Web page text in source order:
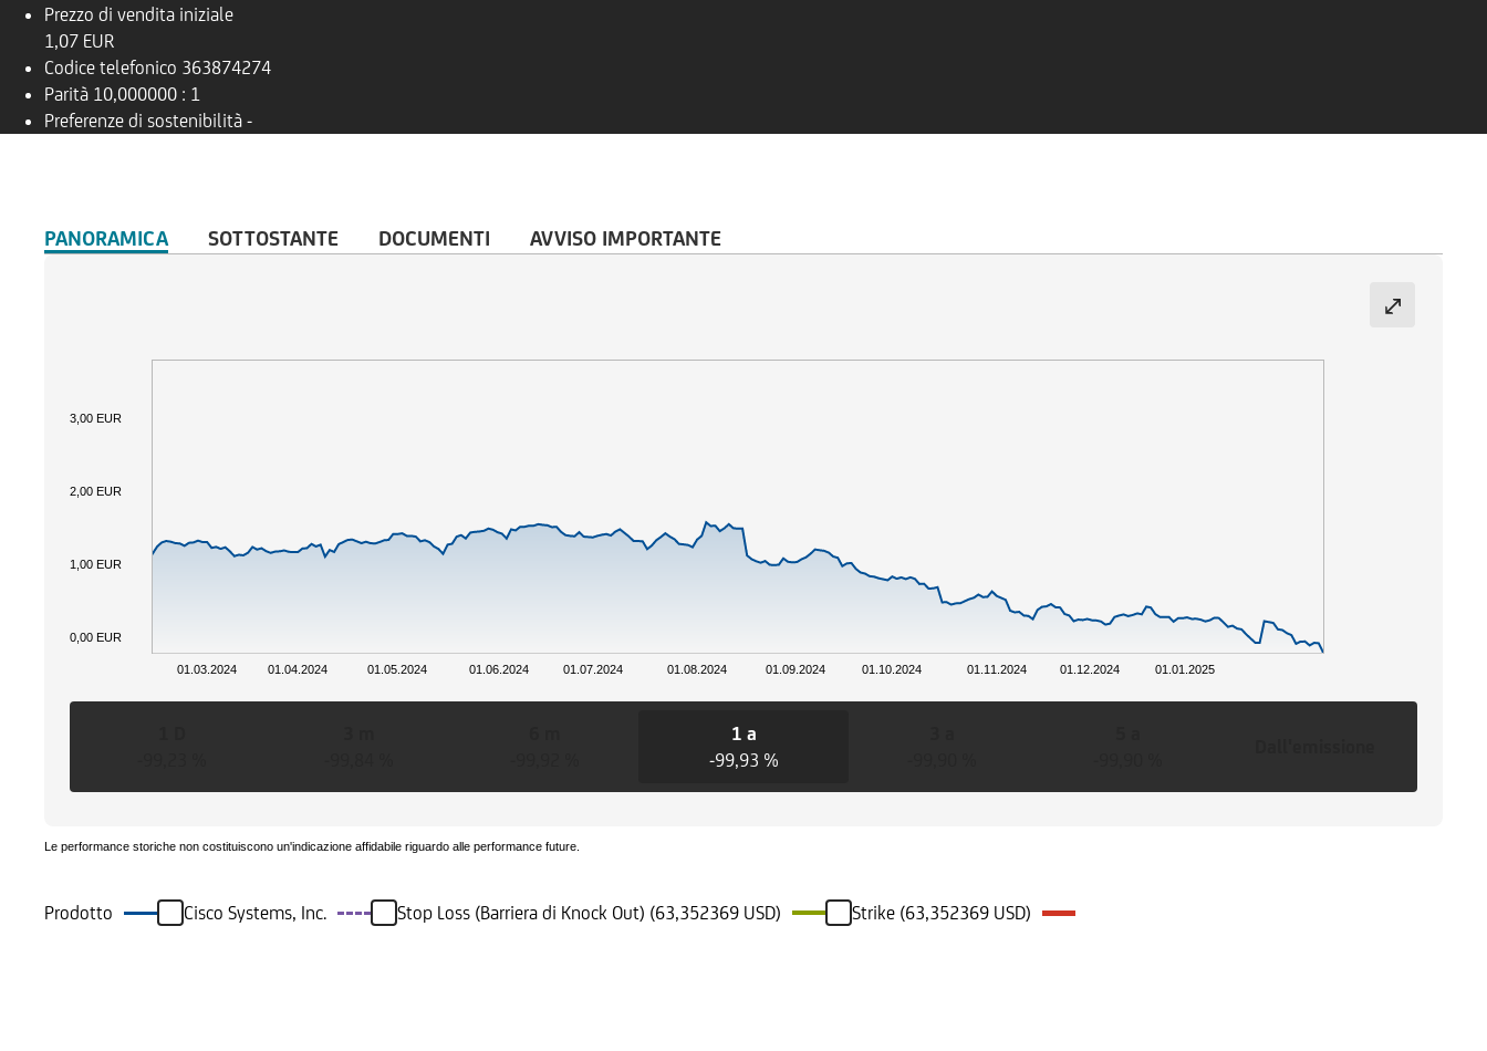
Prezzo di vendita iniziale
1,07 EUR
Codice telefonico 363874274
Parità 10,000000 : 1
Preferenze di sostenibilità -
PANORAMICA SOTTOSTANTE DOCUMENTI AVVISO IMPORTANTE
01.03.2024 01.04.2024 01.05.2024 01.06.2024 01.07.2024 01.08.2024 01.09.2024 01.10.2024 01.11.2024 01.12.2024 01.01.2025
0,00 EUR
1,00 EUR
2,00 EUR
3,00 EUR
1 a
-99,93 %
Le performance storiche non costituiscono un'indicazione affidabile riguardo alle performance future.
Prodotto Cisco Systems, Inc. Stop Loss (Barriera di Knock Out) (63,352369 USD) Strike (63,352369 USD)